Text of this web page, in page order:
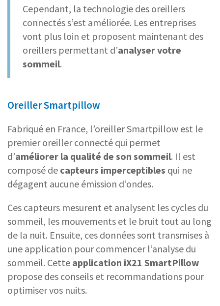
Cependant, la technologie des oreillers
connectés s’est améliorée. Les entreprises
vont plus loin et proposent maintenant des
oreillers permettant d’analyser votre
sommeil.
Oreiller Smartpillow
Fabriqué en France, l’oreiller Smartpillow est le
premier oreiller connecté qui permet
d’améliorer la qualité de son sommeil. Il est
composé de capteurs imperceptibles qui ne
dégagent aucune émission d’ondes.
Ces capteurs mesurent et analysent les cycles du
sommeil, les mouvements et le bruit tout au long
de la nuit. Ensuite, ces données sont transmises à
une application pour commencer l’analyse du
sommeil. Cette application iX21 SmartPillow
propose des conseils et recommandations pour
optimiser vos nuits.